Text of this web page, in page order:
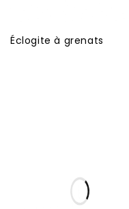
Éclogite à grenats